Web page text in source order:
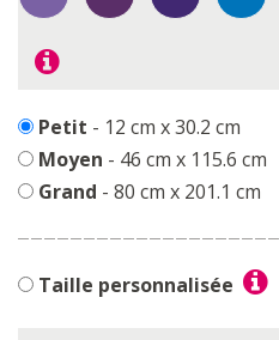
Petit - 12 cm x 30.2 cm
Moyen - 46 cm x 115.6 cm
Grand - 80 cm x 201.1 cm
Taille personnalisée